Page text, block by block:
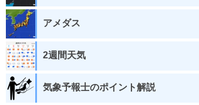
アメダス
2週間天気
気象予報士のポイント解説